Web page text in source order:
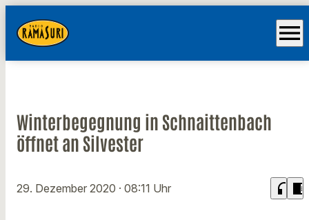
menu
Winterbegegnung in Schnaittenbach
öffnet an Silvester
29. Dezember 2020 · 08:11 Uhr headphones chrome_reader_mode